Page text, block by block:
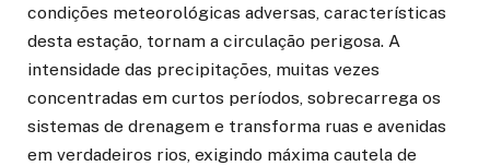
condições meteorológicas adversas, características
desta estação, tornam a circulação perigosa. A
intensidade das precipitações, muitas vezes
concentradas em curtos períodos, sobrecarrega os
sistemas de drenagem e transforma ruas e avenidas
em verdadeiros rios, exigindo máxima cautela de